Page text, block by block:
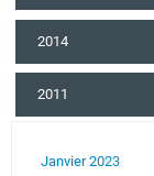
2014
2011
Janvier 2023